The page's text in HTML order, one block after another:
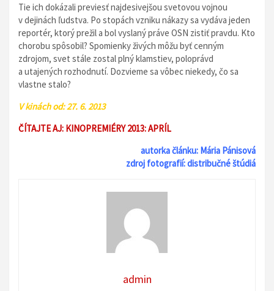
Tie ich dokázali previesť najdesivejšou svetovou vojnou
v dejinách ľudstva. Po stopách vzniku nákazy sa vydáva jeden
reportér, ktorý prežil a bol vyslaný práve OSN zistiť pravdu. Kto
chorobu spôsobil? Spomienky živých môžu byť cenným
zdrojom, svet stále zostal plný klamstiev, poloprávd
a utajených rozhodnutí. Dozvieme sa vôbec niekedy, čo sa
vlastne stalo?
V kinách od: 27. 6. 2013
ČÍTAJTE AJ: KINOPREMIÉRY 2013: APRÍL
autorka článku: Mária Pánisová
zdroj fotografií: distribučné štúdiá
admin